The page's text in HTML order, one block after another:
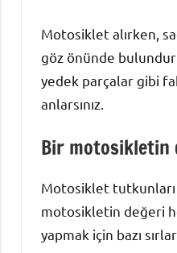
Motosiklet alırken,
göz önünde
yedek parçalar gibi
anlarsınız.
Bir motosikletin
Motosiklet tutkunları
motosikletin değeri
yapmak için bazı